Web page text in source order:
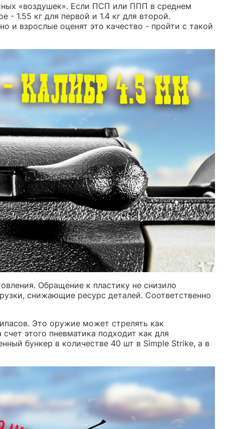
«воздушек». Если ПСП или ППП в среднем
- 1.55 кг для первой и 1.4 кг для второй.
и взрослые оценят это качество - пройти с такой
Обращение к пластику не снизило
снижающие ресурс деталей. Соответственно
Это оружие может стрелять как
этого пневматика подходит как для
бункер в количестве 40 шт в Simple Strike, а в